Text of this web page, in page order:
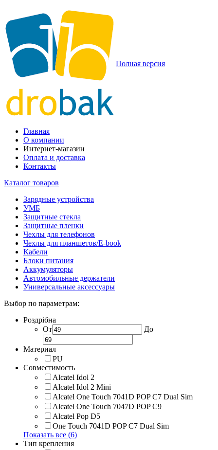
Полная версия
Главная
О компании
Интернет-магазин
Оплата и доставка
Контакты
Каталог товаров
Зарядные устройства
УМБ
Защитные стекла
Защитные пленки
Чехлы для телефонов
Чехлы для планшетов/E-book
Кабели
Блоки питания
Аккумуляторы
Автомобильные держатели
Универсальные аксессуары
Выбор по параметрам:
Роздрібна
От
До
Материал
PU
Совместимость
Alcatel Idol 2
Alcatel Idol 2 Mini
Alcatel One Touch 7041D POP C7 Dual Sim
Alcatel One Touch 7047D POP C9
Alcatel Pop D5
One Touch 7041D POP C7 Dual Sim
Показать все (6)
Тип крепления